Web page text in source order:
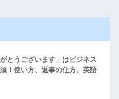
がとうございます」はビジネス
！使い方、返事の仕方、英語